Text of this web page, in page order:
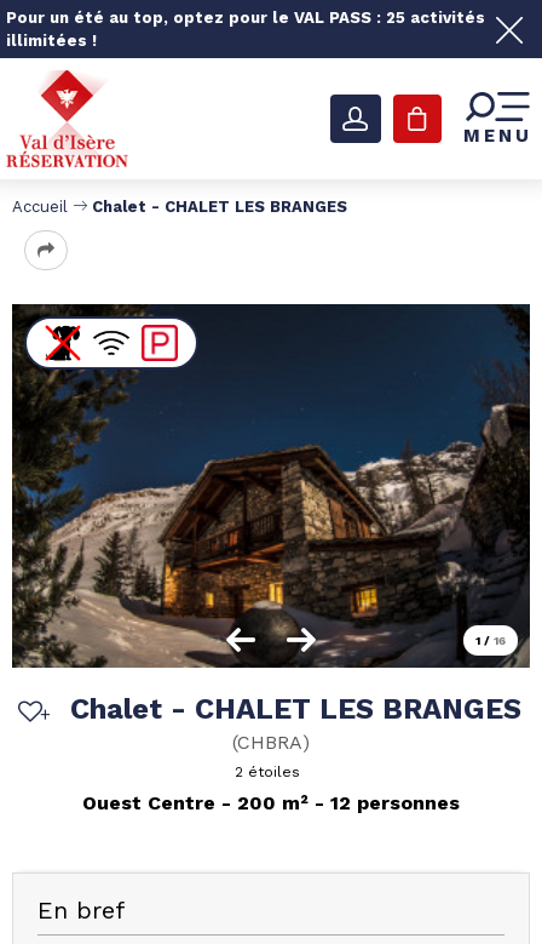
Pour un été au top, optez pour le VAL PASS : 25 activités
illimitées !
MENU
Accueil Chalet - CHALET LES BRANGES
1 / 16
Chalet - CHALET LES BRANGES
(CHBRA)
2 étoiles
Ouest Centre 200 m² 12 personnes
En bref